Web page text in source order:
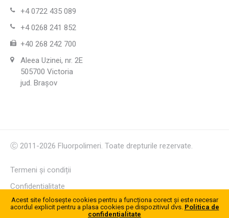
+4 0722 435 089
+4 0268 241 852
+40 268 242 700
Aleea Uzinei, nr. 2E
505700 Victoria
jud. Brașov
Acest site folosește cookies pentru a funcționa corect și este necesar
acordul explicit pentru a plasa cookies pe dispozitivul dvs. Politica de
confidențialitate
Ⓒ 2011-2026 Fluorpolimeri. Toate drepturile rezervate.
Termeni și condiții
Confidențialitate
Cookies